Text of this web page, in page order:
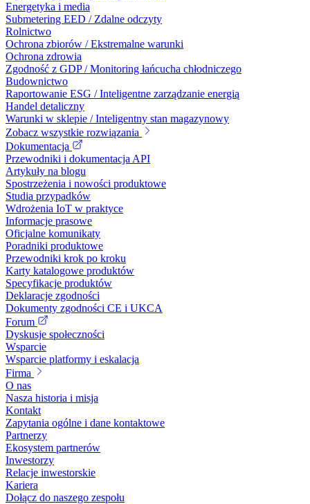
Energetyka i media
Submetering EED / Zdalne odczyty
Rolnictwo
Ochrona zbiorów / Ekstremalne warunki
Ochrona zdrowia
Zgodność z GDP / Monitoring łańcucha chłodniczego
Budownictwo
Raportowanie ESG / Inteligentne zarządzanie energią
Handel detaliczny
Warunki w sklepie / Inteligentny stan magazynowy
Zobacz wszystkie rozwiązania
Dokumentacja
Przewodniki i dokumentacja API
Artykuły na blogu
Spostrzeżenia i nowości produktowe
Studia przypadków
Wdrożenia IoT w praktyce
Informacje prasowe
Oficjalne komunikaty
Poradniki produktowe
Przewodniki krok po kroku
Karty katalogowe produktów
Specyfikacje produktów
Deklaracje zgodności
Dokumenty zgodności CE i UKCA
Forum
Dyskusje społeczności
Wsparcie
Wsparcie platformy i eskalacja
Firma
O nas
Nasza historia i misja
Kontakt
Zapytania ogólne i dane kontaktowe
Partnerzy
Ekosystem partnerów
Inwestorzy
Relacje inwestorskie
Kariera
Dołącz do naszego zespołu